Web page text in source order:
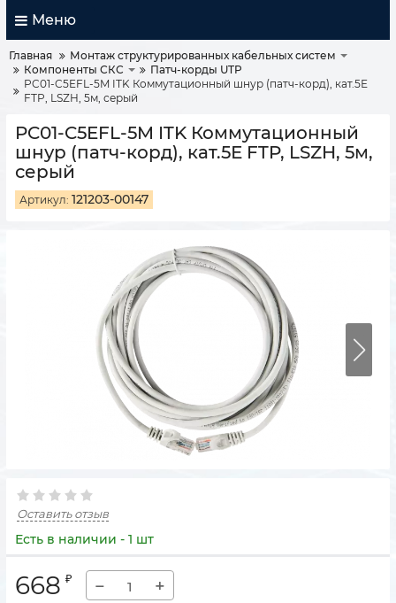
Меню
Главная
Монтаж структурированных кабельных систем
Компоненты СКС
Патч-корды UTP
PC01-C5EFL-5M ITK Коммутационный шнур (патч-корд), кат.5Е
FTP, LSZH, 5м, серый
PC01-C5EFL-5M ITK Коммутационный
шнур (патч-корд), кат.5Е FTP, LSZH, 5м,
серый
Артикул: 121203-00147
Оставить отзыв
Есть в наличии - 1 шт
668 ₽ − +